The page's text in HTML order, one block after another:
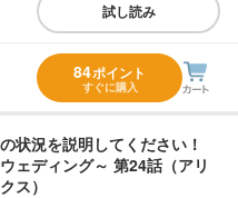
試し読み
84ポイント
すぐに購入
状況を説明してください！
ェディング～ 第24話（アリ
ス）